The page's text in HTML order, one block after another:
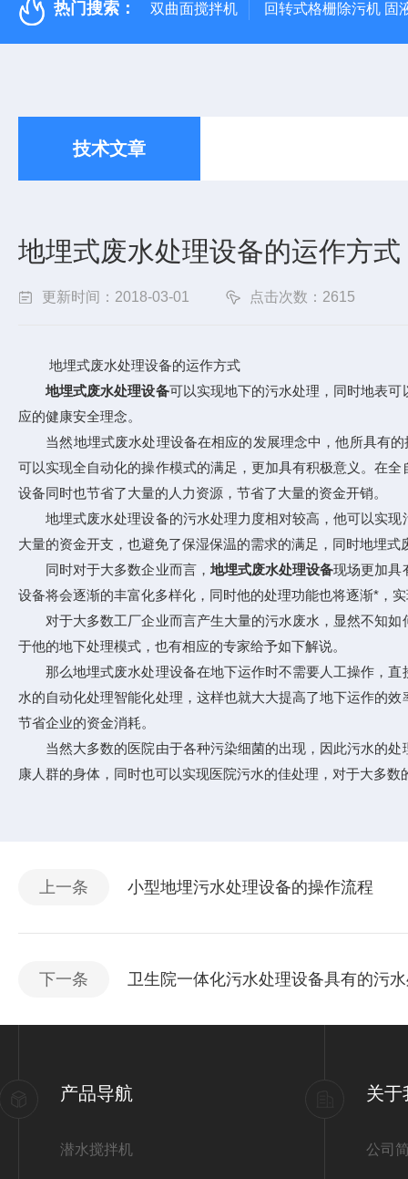
热门搜索： 双曲面搅拌机 回转式格栅除污机 固
技术文章
地埋式废水处理设备的运作方式
更新时间：2018-03-01 点击次数：2615
地埋式废水处理设备的运作方式
地埋式废水处理设备可以实现地下的污水处理，同时地表
应的健康安全理念。
当然地埋式废水处理设备在相应的发展理念中，他所具有的
可以实现全自动化的操作模式的满足，更加具有积极意义。在
设备同时也节省了大量的人力资源，节省了大量的资金开销。
地埋式废水处理设备的污水处理力度相对较高，他可以实现
大量的资金开支，也避免了保湿保温的需求的满足，同时地埋
同时对于大多数企业而言， 地埋式废水处理设备现场更加具
设备将会逐渐的丰富化多样化，同时他的处理功能也将逐渐*，
对于大多数工厂企业而言产生大量的污水废水，显然不知如
于他的地下处理模式，也有相应的专家给予如下解说。
那么地埋式废水处理设备在地下运作时不需要人工操作，直
水的自动化处理智能化处理，这样也就大大提高了地下运作的
节省企业的资金消耗。
当然大多数的医院由于各种污染细菌的出现，因此污水的处
康人群的身体，同时也可以实现医院污水的佳处理，对于大多数
上一条 小型地埋污水处理设备的操作流程
下一条 卫生院一体化污水处理设备具有的污
产品导航
潜水搅拌机
关于
公司